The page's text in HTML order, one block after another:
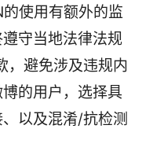
使用有额外的监
守当地法律法规
，避免涉及违规内
的用户，选择具
以及混淆/抗检测